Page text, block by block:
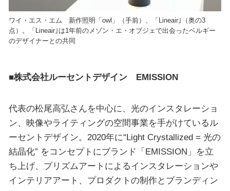
ワイ・エス・エム 新作照明「owl」（手前）、「Lineair｣（奥の3
点）。「Lineair｣は1年前のメゾン・エ・オブジェで出会ったベルギー
のデザイナーとの共同
■株式会社ルーセントデザイン EMISSION
代表の松尾高弘さんを中心に、光のインスタレーショ
ン、映像やライティングの空間事業を手がけているル
ーセントデザイン。2020年に“Light Crystallized = 光の
結晶化” をコンセプトにブランド「EMISSION」を立
ち上げ、プリズムアートによるインスタレーションや
インテリアアート、プロダクトの制作とブランディン